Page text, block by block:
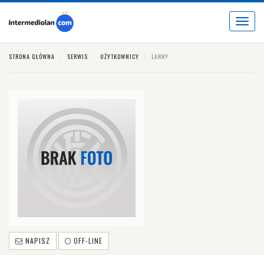
Toggle
STRONA GŁÓWNA SERWIS UŻYTKOWNICY LARRY
NAPISZ OFF-LINE